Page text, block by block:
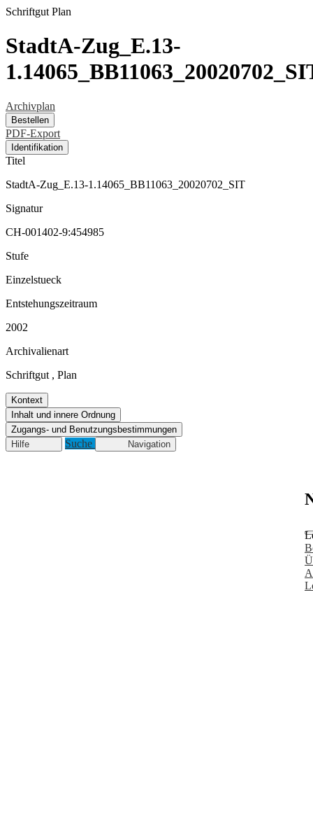
Schriftgut Plan
StadtA-Zug_E.13-
Archivplan
Bestellen
PDF-Export
Identifikation
Titel
StadtA-Zug_E.13-1.14065_BB11063_20020702_SIT
Signatur
CH-001402-9:454985
Stufe
Einzelstueck
Entstehungszeitraum
2002
Archivalienart
Schriftgut , Plan
Kontext
Inhalt und innere Ordnung
Zugangs- und Benutzungsbestimmungen
Hilfe
Suche Navigation